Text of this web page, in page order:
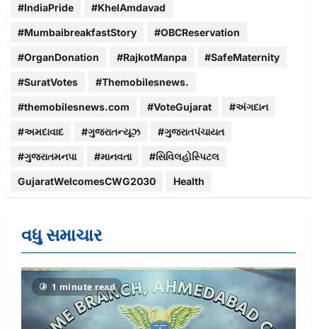
#IndiaPride #KhelAmdavad
#MumbaibreakfastStory #OBCReservation
#OrganDonation #RajkotManpa #SafeMaternity
#SuratVotes #Themobilesnews.
#themobilesnews.com #VoteGujarat #અંગદાન
#અમદાવાદ #ગુજરાતન્યૂઝ #ગુજરાતપંચાયત
#ગુજરાતમનપા #માનવતા #સિવિલહોસ્પિટલ
GujaratWelcomesCWG2030 Health
વધુ સમાચાર
1 minute read